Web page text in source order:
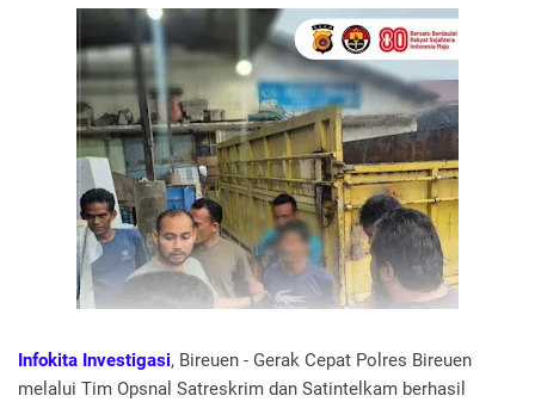
Infokita Investigasi, Bireuen - Gerak Cepat Polres Bireuen
melalui Tim Opsnal Satreskrim dan Satintelkam berhasil